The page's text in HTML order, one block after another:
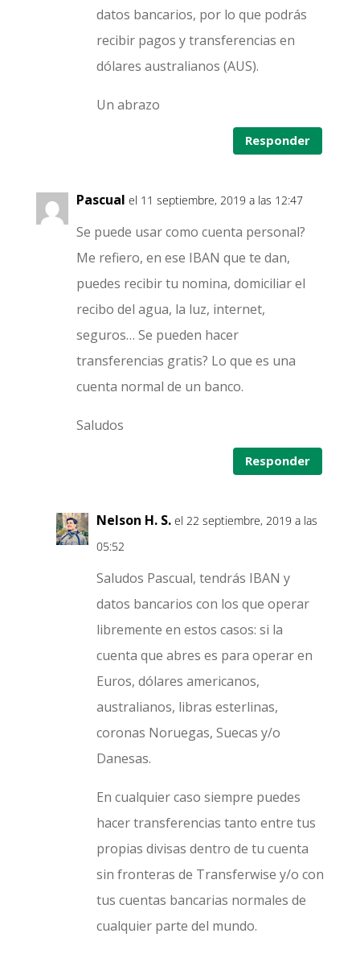
datos bancarios, por lo que podrás
recibir pagos y transferencias en
dólares australianos (AUS).
Un abrazo
Responder
Pascual el 11 septiembre, 2019 a las 12:47
Se puede usar como cuenta personal?
Me refiero, en ese IBAN que te dan,
puedes recibir tu nomina, domiciliar el
recibo del agua, la luz, internet,
seguros… Se pueden hacer
transferencias gratis? Lo que es una
cuenta normal de un banco.
Saludos
Responder
Nelson H. S. el 22 septiembre, 2019 a las
05:52
Saludos Pascual, tendrás IBAN y
datos bancarios con los que operar
libremente en estos casos: si la
cuenta que abres es para operar en
Euros, dólares americanos,
australianos, libras esterlinas,
coronas Noruegas, Suecas y/o
Danesas.
En cualquier caso siempre puedes
hacer transferencias tanto entre tus
propias divisas dentro de tu cuenta
sin fronteras de Transferwise y/o con
tus cuentas bancarias normales de
cualquier parte del mundo.